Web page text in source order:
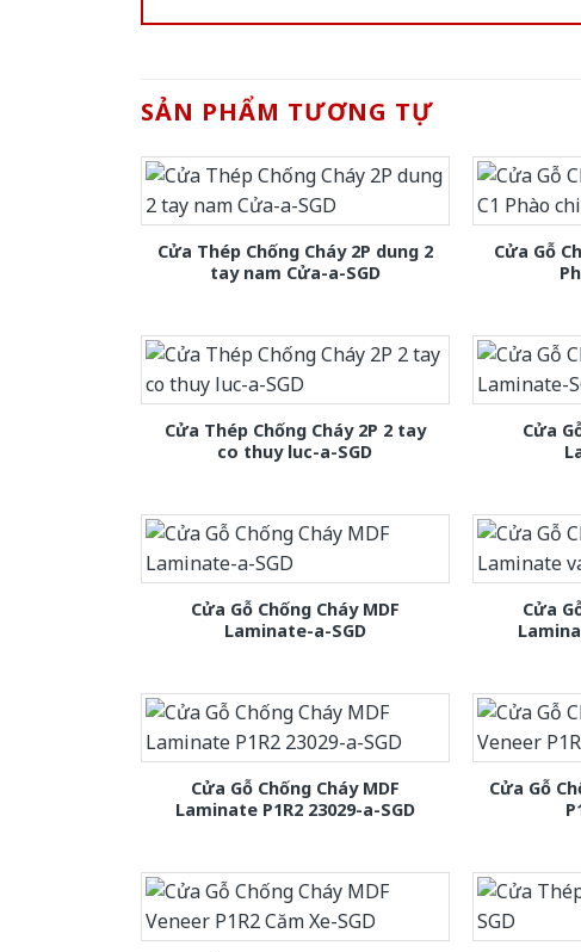
SẢN PHẨM TƯƠNG TỰ
Cửa Thép Chống Cháy 2P dung 2
tay nam Cửa-a-SGD
Cửa Gỗ
Cửa Thép Chống Cháy 2P 2 tay
co thuy luc-a-SGD
Cửa
Cửa Gỗ Chống Cháy MDF
Laminate-a-SGD
Cửa
Cửa Gỗ Chống Cháy MDF
Laminate P1R2 23029-a-SGD
Cửa Gỗ